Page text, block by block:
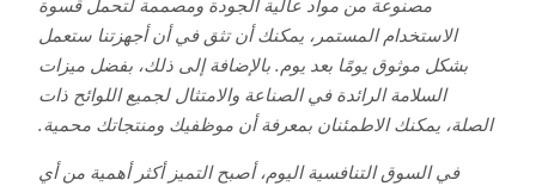
مصنوعة من مواد عالية الجودة ومصممة لتحمل قسوة
الاستخدام المستمر، يمكنك أن تثق في أن أجهزتنا ستعمل
بشكل موثوق يومًا بعد يوم. بالإضافة إلى ذلك، بفضل ميزات
السلامة الرائدة في الصناعة والامتثال لجميع اللوائح ذات
الصلة، يمكنك الاطمئنان بمعرفة أن موظفيك ومنتجاتك محمية.
في السوق التنافسية اليوم، أصبح التميز أكثر أهمية من أي